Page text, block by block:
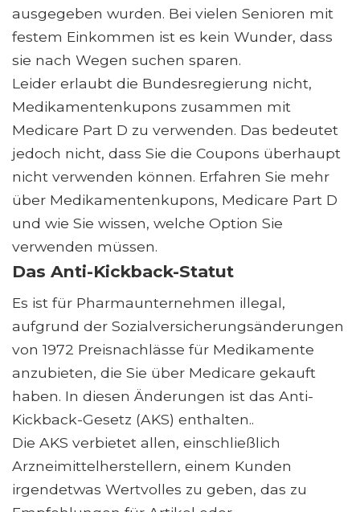
ausgegeben wurden. Bei vielen Senioren mit
festem Einkommen ist es kein Wunder, dass
sie nach Wegen suchen sparen.
Leider erlaubt die Bundesregierung nicht,
Medikamentenkupons zusammen mit
Medicare Part D zu verwenden. Das bedeutet
jedoch nicht, dass Sie die Coupons überhaupt
nicht verwenden können. Erfahren Sie mehr
über Medikamentenkupons, Medicare Part D
und wie Sie wissen, welche Option Sie
verwenden müssen.
Das Anti-Kickback-Statut
Es ist für Pharmaunternehmen illegal,
aufgrund der Sozialversicherungsänderungen
von 1972 Preisnachlässe für Medikamente
anzubieten, die Sie über Medicare gekauft
haben. In diesen Änderungen ist das Anti-
Kickback-Gesetz (AKS) enthalten..
Die AKS verbietet allen, einschließlich
Arzneimittelherstellern, einem Kunden
irgendetwas Wertvolles zu geben, das zu